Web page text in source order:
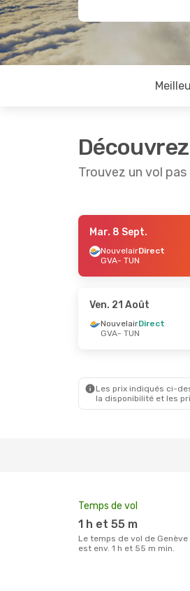
Trouvez un vol
- Mar. 22 Sept.
- Sam. 3 Oct.
Mar. 8 Sept.
NouvelairDirect
GVA- TUN
Ven. 21 Août
NouvelairDirect
GVA- TUN
Les prix indiqués ci-
la disponibilité et les
Temps de vol
1 h et 55 m
Le temps de vol de Genève vers Tunis
est env. 1 h et 55 m min.